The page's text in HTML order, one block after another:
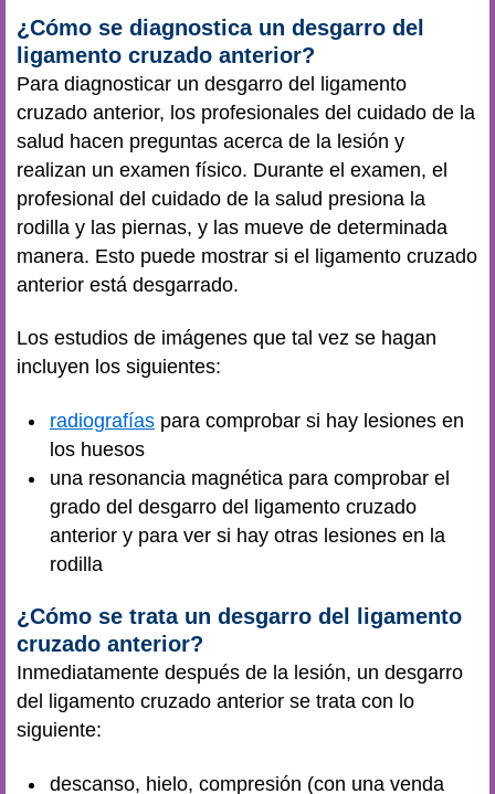
¿Cómo se diagnostica un desgarro del
ligamento cruzado anterior?
Para diagnosticar un desgarro del ligamento
cruzado anterior, los profesionales del cuidado de la
salud hacen preguntas acerca de la lesión y
realizan un examen físico. Durante el examen, el
profesional del cuidado de la salud presiona la
rodilla y las piernas, y las mueve de determinada
manera. Esto puede mostrar si el ligamento cruzado
anterior está desgarrado.
Los estudios de imágenes que tal vez se hagan
incluyen los siguientes:
radiografías para comprobar si hay lesiones en
los huesos
una resonancia magnética para comprobar el
grado del desgarro del ligamento cruzado
anterior y para ver si hay otras lesiones en la
rodilla
¿Cómo se trata un desgarro del ligamento
cruzado anterior?
Inmediatamente después de la lesión, un desgarro
del ligamento cruzado anterior se trata con lo
siguiente:
descanso, hielo, compresión (con una venda